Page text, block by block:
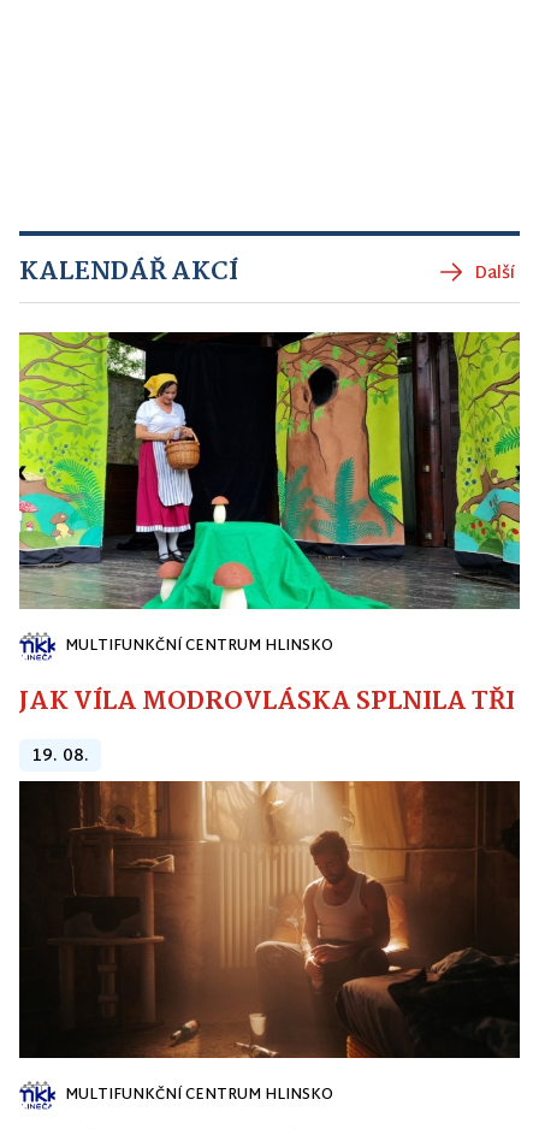
KALENDÁŘ AKCÍ Další
MULTIFUNKČNÍ CENTRUM HLINSKO
JAK VÍLA MODROVLÁSKA SPLNILA
19. 08.
MULTIFUNKČNÍ CENTRUM HLINSKO